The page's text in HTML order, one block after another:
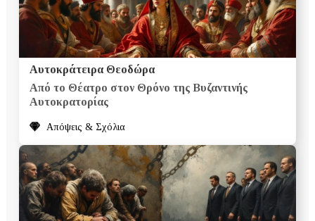
Αυτοκράτειρα Θεοδώρα
Από το Θέατρο στον Θρόνο της Βυζαντινής
Αυτοκρατορίας
Απόψεις & Σχόλια